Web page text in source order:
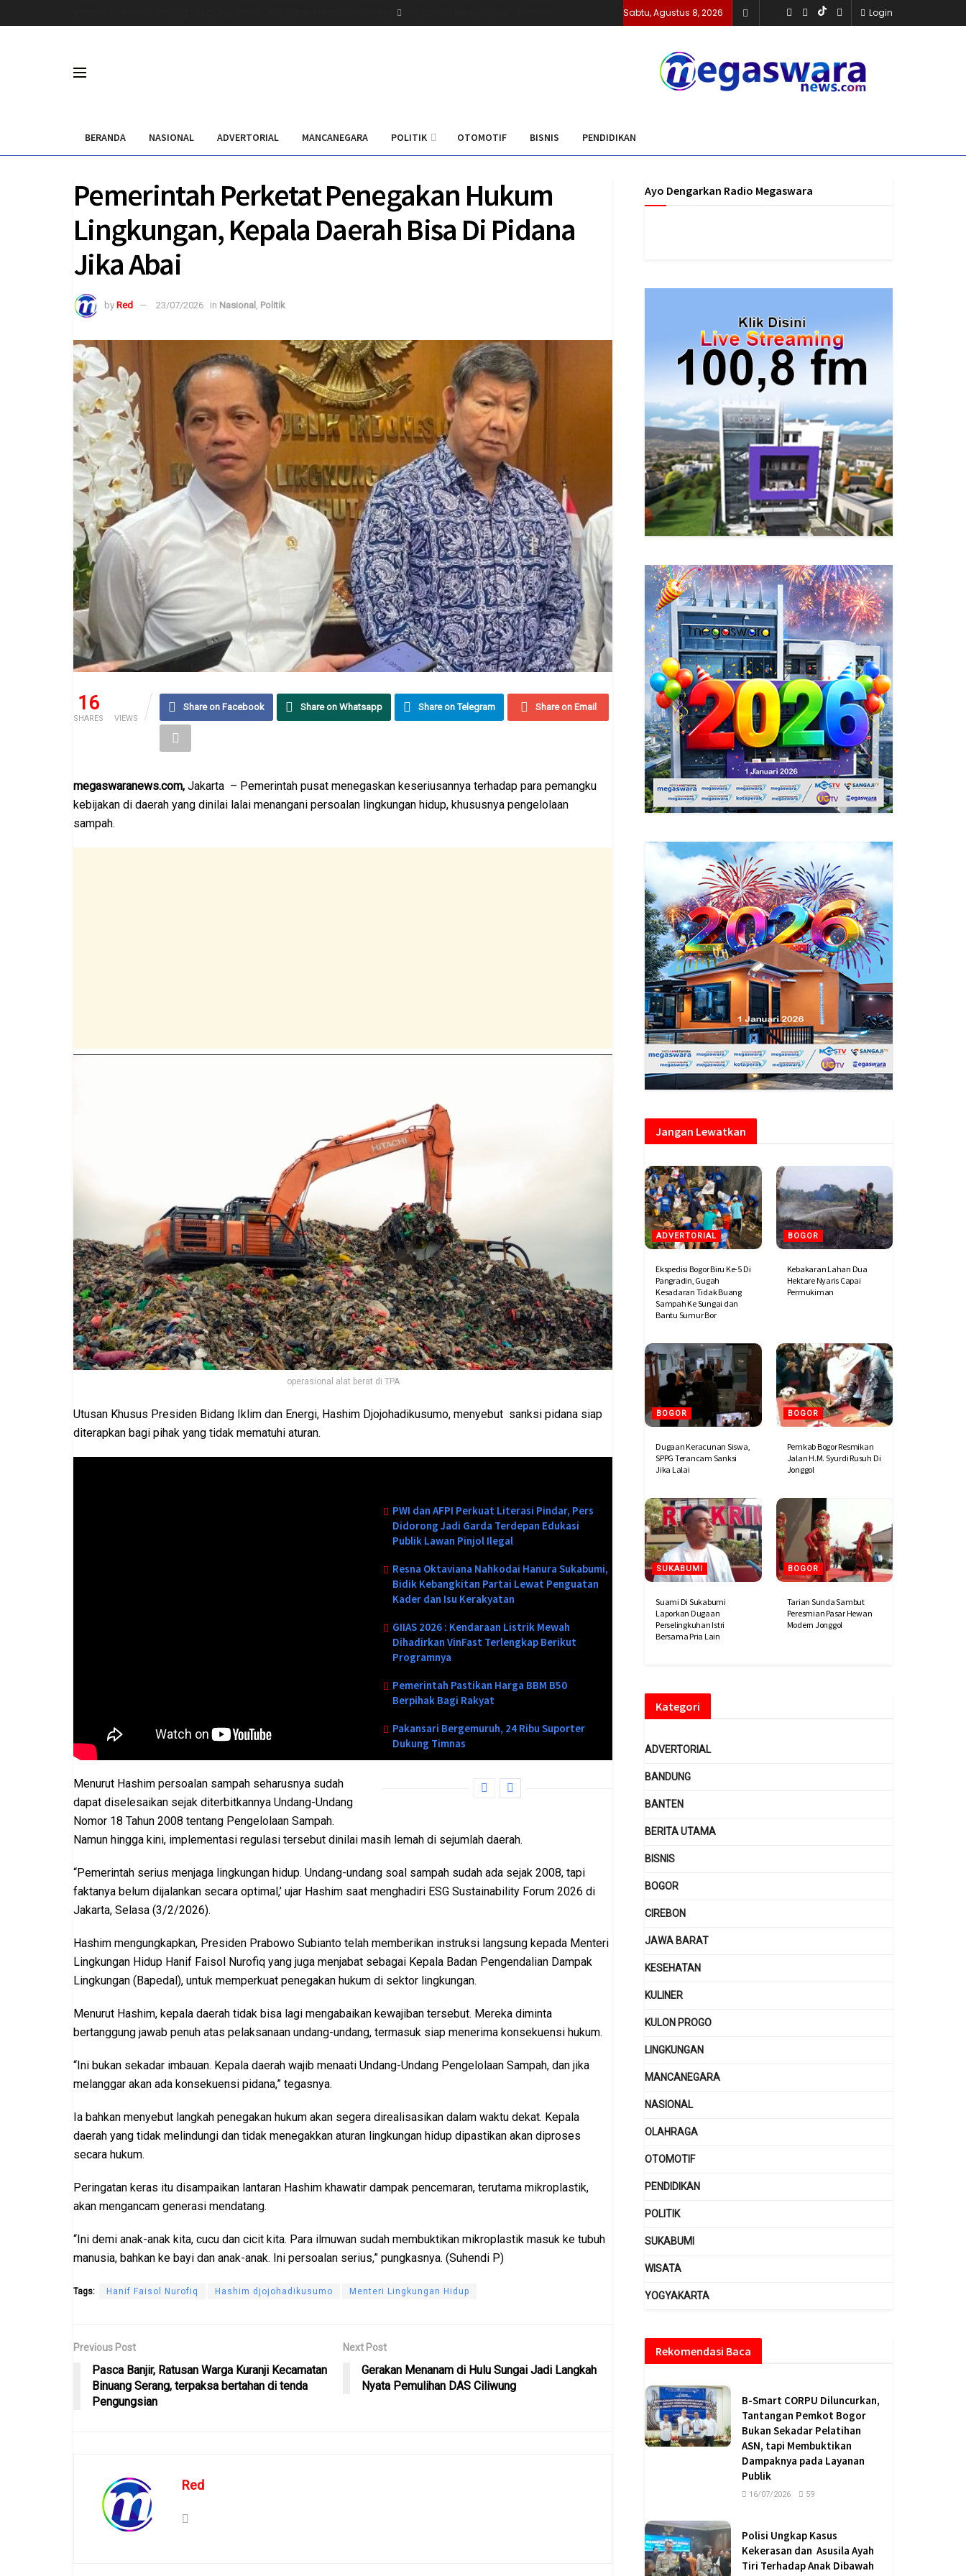
Sabtu, Agustus 8, 2026 Login
BERANDA NASIONAL ADVERTORIAL MANCANEGARA POLITIK OTOMOTIF BISNIS PENDIDIKAN
Pemerintah Perketat Penegakan Hukum
Lingkungan, Kepala Daerah Bisa Di Pidana
Jika Abai
by Red 23/07/2026 in Nasional Politik
16
SHARES VIEWS
Share on Facebook Share on Whatsapp Share on Telegram Share on Email
megaswaranews.com, Jakarta – Pemerintah pusat menegaskan keseriusannya terhadap para pemangku
kebijakan di daerah yang dinilai lalai menangani persoalan lingkungan hidup, khususnya pengelolaan
sampah.
operasional alat berat di TPA
Utusan Khusus Presiden Bidang Iklim dan Energi, Hashim Djojohadikusumo, menyebut sanksi pidana siap
diterapkan bagi pihak yang tidak mematuhi aturan.
PWI dan AFPI Perkuat Literasi Pindar, Pers
Didorong Jadi Garda Terdepan Edukasi
Publik Lawan Pinjol Ilegal
Resna Oktaviana Nahkodai Hanura Sukabumi,
Bidik Kebangkitan Partai Lewat Penguatan
Kader dan Isu Kerakyatan
GIIAS 2026 : Kendaraan Listrik Mewah
Dihadirkan VinFast Terlengkap Berikut
Programnya
Pemerintah Pastikan Harga BBM B50
Berpihak Bagi Rakyat
Pakansari Bergemuruh, 24 Ribu Suporter
Dukung Timnas
Menurut Hashim persoalan sampah seharusnya sudah
dapat diselesaikan sejak diterbitkannya Undang-Undang
Nomor 18 Tahun 2008 tentang Pengelolaan Sampah.
Namun hingga kini, implementasi regulasi tersebut dinilai masih lemah di sejumlah daerah.
“Pemerintah serius menjaga lingkungan hidup. Undang-undang soal sampah sudah ada sejak 2008, tapi
faktanya belum dijalankan secara optimal,’ ujar Hashim saat menghadiri ESG Sustainability Forum 2026 di
Jakarta, Selasa (3/2/2026).
Hashim mengungkapkan, Presiden Prabowo Subianto telah memberikan instruksi langsung kepada Menteri
Lingkungan Hidup Hanif Faisol Nurofiq yang juga menjabat sebagai Kepala Badan Pengendalian Dampak
Lingkungan (Bapedal), untuk memperkuat penegakan hukum di sektor lingkungan.
Menurut Hashim, kepala daerah tidak bisa lagi mengabaikan kewajiban tersebut. Mereka diminta
bertanggung jawab penuh atas pelaksanaan undang-undang, termasuk siap menerima konsekuensi hukum.
“Ini bukan sekadar imbauan. Kepala daerah wajib menaati Undang-Undang Pengelolaan Sampah, dan jika
melanggar akan ada konsekuensi pidana,” tegasnya.
Ia bahkan menyebut langkah penegakan hukum akan segera direalisasikan dalam waktu dekat. Kepala
daerah yang tidak melindungi dan tidak menegakkan aturan lingkungan hidup dipastikan akan diproses
secara hukum.
Peringatan keras itu disampaikan lantaran Hashim khawatir dampak pencemaran, terutama mikroplastik,
akan mengancam generasi mendatang.
“Ini demi anak-anak kita, cucu dan cicit kita. Para ilmuwan sudah membuktikan mikroplastik masuk ke tubuh
manusia, bahkan ke bayi dan anak-anak. Ini persoalan serius,” pungkasnya. (Suhendi P)
Tags: Hanif Faisol Nurofiq Hashim djojohadikusumo Menteri Lingkungan Hidup
Previous Post
Pasca Banjir, Ratusan Warga Kuranji Kecamatan
Binuang Serang, terpaksa bertahan di tenda
Pengungsian
Next Post
Gerakan Menanam di Hulu Sungai Jadi Langkah
Nyata Pemulihan DAS Ciliwung
Red
Ayo Dengarkan Radio Megaswara
Jangan Lewatkan
ADVERTORIAL
Ekspedisi Bogor Biru Ke-5 Di
Pangradin, Gugah
Kesadaran Tidak Buang
Sampah Ke Sungai dan
Bantu Sumur Bor
BOGOR
Kebakaran Lahan Dua
Hektare Nyaris Capai
Permukiman
BOGOR
Dugaan Keracunan Siswa,
SPPG Terancam Sanksi
Jika Lalai
BOGOR
Pemkab Bogor Resmikan
Jalan H.M. Syurdi Rusuh Di
Jonggol
SUKABUMI
Suami Di Sukabumi
Laporkan Dugaan
Perselingkuhan Istri
Bersama Pria Lain
BOGOR
Tarian Sunda Sambut
Peresmian Pasar Hewan
Modern Jonggol
Kategori
ADVERTORIAL
BANDUNG
BANTEN
BERITA UTAMA
BISNIS
BOGOR
CIREBON
JAWA BARAT
KESEHATAN
KULINER
KULON PROGO
LINGKUNGAN
MANCANEGARA
NASIONAL
OLAHRAGA
OTOMOTIF
PENDIDIKAN
POLITIK
SUKABUMI
WISATA
YOGYAKARTA
Rekomendasi Baca
B-Smart CORPU Diluncurkan,
Tantangan Pemkot Bogor
Bukan Sekadar Pelatihan
ASN, tapi Membuktikan
Dampaknya pada Layanan
Publik
16/07/2026 59
Polisi Ungkap Kasus
Kekerasan dan Asusila Ayah
Tiri Terhadap Anak Dibawah